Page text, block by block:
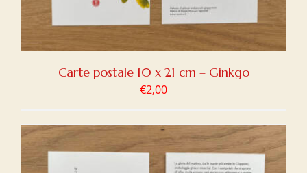
Carte postale 10 x 21 cm – Ginkgo
€2,00